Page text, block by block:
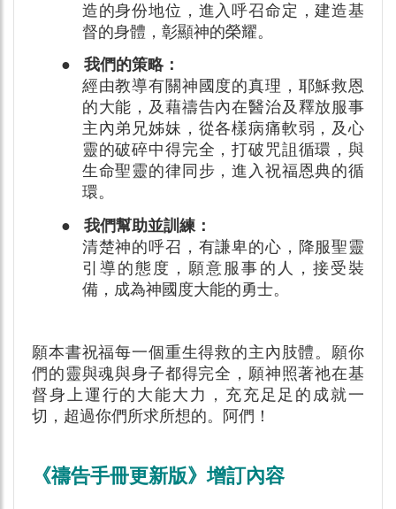
造的身份地位，進入呼召命定，建造基
督的身體，彰顯神的榮耀。
● 我們的策略：
經由教導有關神國度的真理，耶穌救恩
的大能，及藉禱告內在醫治及釋放服事
主內弟兄姊妹，從各樣病痛軟弱，及心
靈的破碎中得完全，打破咒詛循環，與
生命聖靈的律同步，進入祝福恩典的循
環。
● 我們幫助並訓練：
清楚神的呼召，有謙卑的心，降服聖靈
引導的態度，願意服事的人，接受裝
備，成為神國度大能的勇士。
願本書祝福每一個重生得救的主內肢體。願你
們的靈與魂與身子都得完全，願神照著祂在基
督身上運行的大能大力，充充足足的成就一
切，超過你們所求所想的。阿們！
《禱告手冊更新版》增訂內容